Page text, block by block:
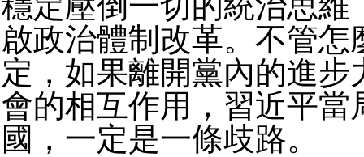
啟政治體制改革。不管怎
定，如果離開黨內的進步
會的相互作用，習近平當
國，一定是一條歧路。